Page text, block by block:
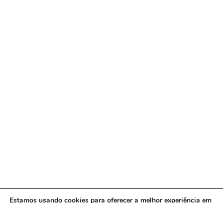
Estamos usando cookies para oferecer a melhor experiência em